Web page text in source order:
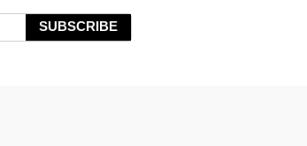
SUBSCRIBE